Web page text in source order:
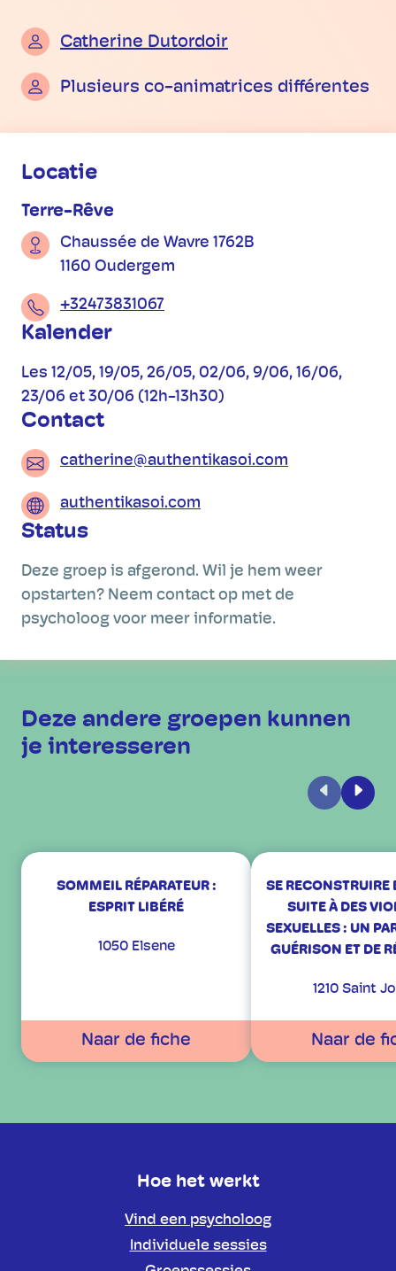
Catherine Dutordoir
Plusieurs co-animatrices différentes
Praktische informatie
Locatie
Terre-Rêve
Chaussée de Wavre 1762B
1160 Oudergem
+32473831067
Kalender
Les 12/05, 19/05, 26/05, 02/06, 9/06, 16/06,
23/06 et 30/06 (12h-13h30)
Contact
catherine@authentikasoi.com
authentikasoi.com
Status
Deze groep is afgerond. Wil je hem weer
opstarten? Neem contact op met de
psycholoog voor meer informatie.
Deze andere groepen kunnen
je interesseren
Vorige
SOMMEIL RÉPARATEUR :
ESPRIT LIBÉRÉ
1050 Elsene
Naar de fiche
SE RECONSTRUIRE
SUITE À DES
SEXUELLES : UN
GUÉRISON ET DE
1210 Saint
Naar de
Hoe het werkt
Vind een psycholoog
Individuele sessies